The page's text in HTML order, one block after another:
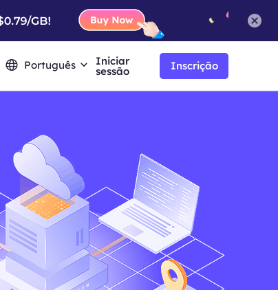
Português Iniciar
sessão Inscrição